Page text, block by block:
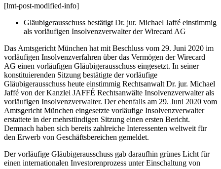
[lmt-post-modified-info]
Gläubigerausschuss bestätigt Dr. jur. Michael Jaffé einstimmig
als vorläufigen Insolvenzverwalter der Wirecard AG
Das Amtsgericht München hat mit Beschluss vom 29. Juni 2020 im
vorläufigen Insolvenzverfahren über das Vermögen der Wirecard
AG einen vorläufigen Gläubigerausschuss eingesetzt. In seiner
konstituierenden Sitzung bestätigte der vorläufige
Gläubigerausschuss heute einstimmig Rechtsanwalt Dr. jur. Michael
Jaffé von der Kanzlei JAFFÉ Rechtsanwälte Insolvenzverwalter als
vorläufigen Insolvenzverwalter. Der ebenfalls am 29. Juni 2020 vom
Amtsgericht München eingesetzte vorläufige Insolvenzverwalter
erstattete in der mehrstündigen Sitzung einen ersten Bericht.
Demnach haben sich bereits zahlreiche Interessenten weltweit für
den Erwerb von Geschäftsbereichen gemeldet.
Der vorläufige Gläubigerausschuss gab daraufhin grünes Licht für
einen internationalen Investorenprozess unter Einschaltung von